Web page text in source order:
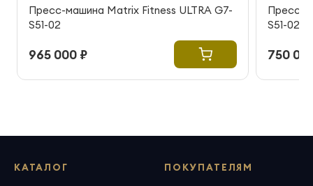
Пресс-машина Matrix Fitness ULTRA G7-
S51-02
965 000 ₽
Пресс-
S51-02
750
КАТАЛОГ ПОКУПАТЕЛЯМ